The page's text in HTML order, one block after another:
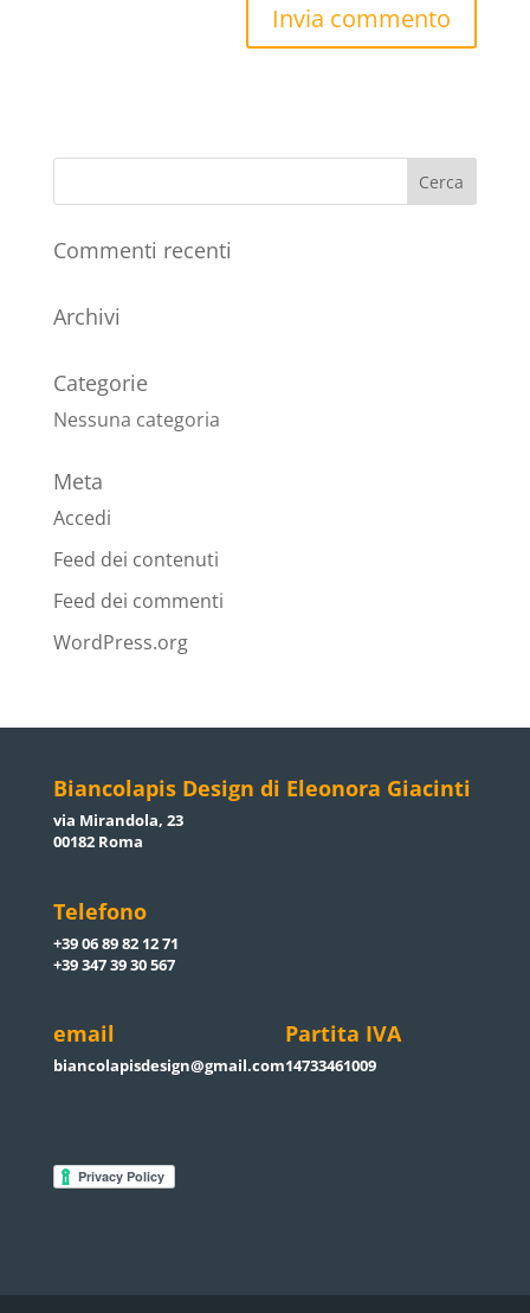
Commenti recenti
Archivi
Categorie
Nessuna categoria
Meta
Accedi
Feed dei contenuti
Feed dei commenti
WordPress.org
Biancolapis Design di Eleonora Giacinti
via Mirandola, 23
00182 Roma
Telefono
+39 06 89 82 12 71
+39 347 39 30 567
email
biancolapisdesign@gmail.com
Partita IVA
14733461009